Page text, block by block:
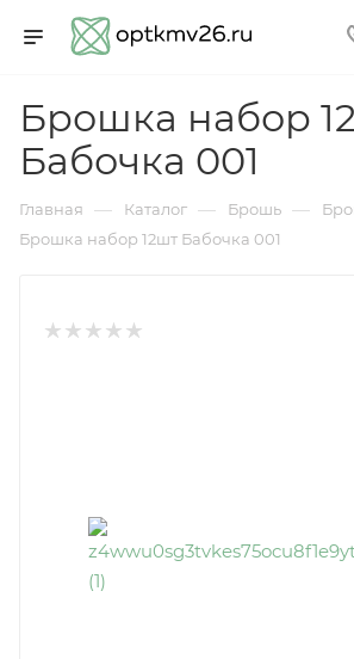
Брошка набор
Бабочка 001
Главная — Каталог — Брошь —
Брошка набор 12шт Бабочка 001